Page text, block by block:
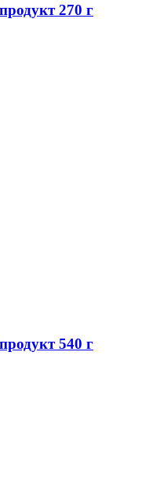
270 г
540 г